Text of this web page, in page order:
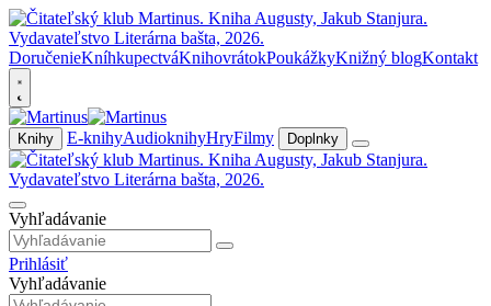
DoručenieKníhkupectváKnihovrátokPoukážkyKnižný blogKontakt
Knihy E-knihyAudioknihyHryFilmy Doplnky
Vyhľadávanie
Prihlásiť
Vyhľadávanie